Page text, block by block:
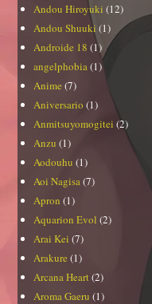
Andou Hiroyuki (12)
Andou Shuuki (1)
Androide 18 (1)
angelphobia(1)
Anime (7)
Aniversario (1)
Anmitsuyomogitei (2)
Anzu (1)
Aodouhu (1)
Aoi Nagisa(7)
Apron (1)
Aquarion Evol (2)
Arai Kei (7)
Arakure (1)
Arcana Heart(2)
Aroma Gaeru (1)